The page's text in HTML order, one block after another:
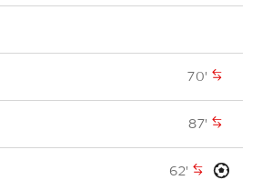
70'
87'
62'